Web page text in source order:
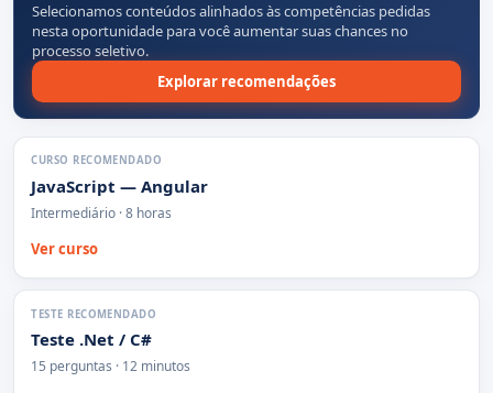
Selecionamos conteúdos alinhados às competências pedidas
nesta oportunidade para você aumentar suas chances no
processo seletivo.
Explorar recomendações
CURSO RECOMENDADO
JavaScript — Angular
Intermediário · 8 horas
Ver curso
TESTE RECOMENDADO
Teste .Net / C#
15 perguntas · 12 minutos